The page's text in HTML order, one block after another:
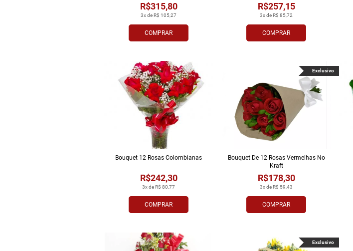
COMPRAR
3x de R$ 105,27
R$315,80
COMPRAR
3x de R$ 85,72
R$257,15
COMPRAR
3x de R$ 80,77
R$242,30
Bouquet 12 Rosas Colombianas
COMPRAR
3x de R$ 59,43
R$178,30
Bouquet De 12 Rosas Vermelhas No
Kraft
Exclusivo
Exclusivo